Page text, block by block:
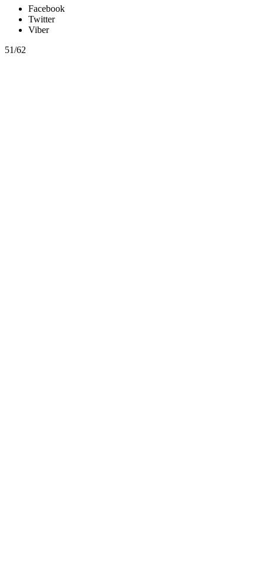
Facebook
Twitter
Viber
51/62